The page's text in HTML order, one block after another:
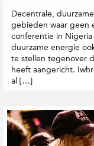
Decentrale,
gebieden waar geen
conferentie in
duurzame energie
te stellen tegenover
heeft aangericht.
al […]